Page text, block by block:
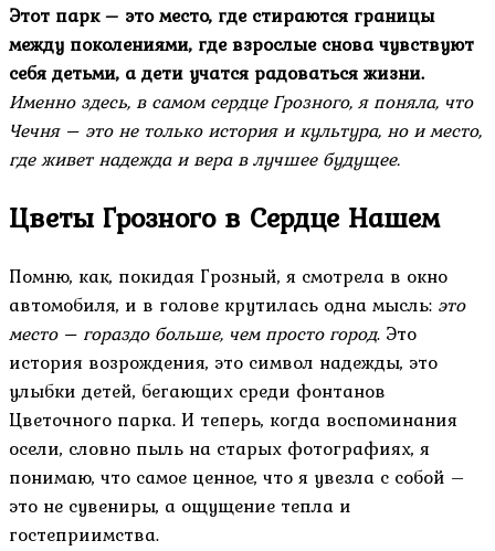
Этот парк – это место, где стираются границы
между поколениями, где взрослые снова чувствуют
себя детьми, а дети учатся радоваться жизни.
Именно здесь, в самом сердце Грозного, я поняла, что
Чечня – это не только история и культура, но и место,
где живет надежда и вера в лучшее будущее.
Цветы Грозного в Сердце Нашем
Помню, как, покидая Грозный, я смотрела в окно
автомобиля, и в голове крутилась одна мысль: это
место – гораздо больше, чем просто город. Это
история возрождения, это символ надежды, это
улыбки детей, бегающих среди фонтанов
Цветочного парка. И теперь, когда воспоминания
осели, словно пыль на старых фотографиях, я
понимаю, что самое ценное, что я увезла с собой –
это не сувениры, а ощущение тепла и
гостеприимства.